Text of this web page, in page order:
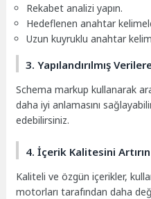
Rekabet analizi yapın.
Hedeflenen anahtar
Uzun kuyruklu anahtar
3. Yapılandırılmış
Schema markup kullanarak
daha iyi anlamasını
edebilirsiniz.
4. İçerik Kalitesini Artırın
Kaliteli ve özgün içerikler,
motorları tarafından daha